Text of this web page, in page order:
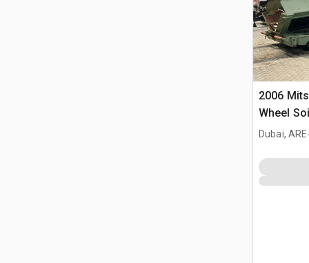
2006
Wheel
Dubai, ARE